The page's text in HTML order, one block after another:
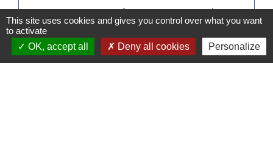
Coronavirus (COVID-19)
open_in_new
Ministère chargé du travail
This site uses cookies and gives you control over what you want
to activate
OK, accept all
Deny all cookies Personalize